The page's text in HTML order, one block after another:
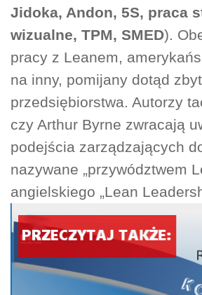
Jidoka, Andon, 5S, praca
wizualne, TPM, SMED).
pracy z Leanem,
na inny, pomijany dotąd
przedsiębiorstwa. Autorzy
czy Arthur Byrne zwracają
podejścia zarządzających
nazywane „przywództwem
angielskiego „Lean